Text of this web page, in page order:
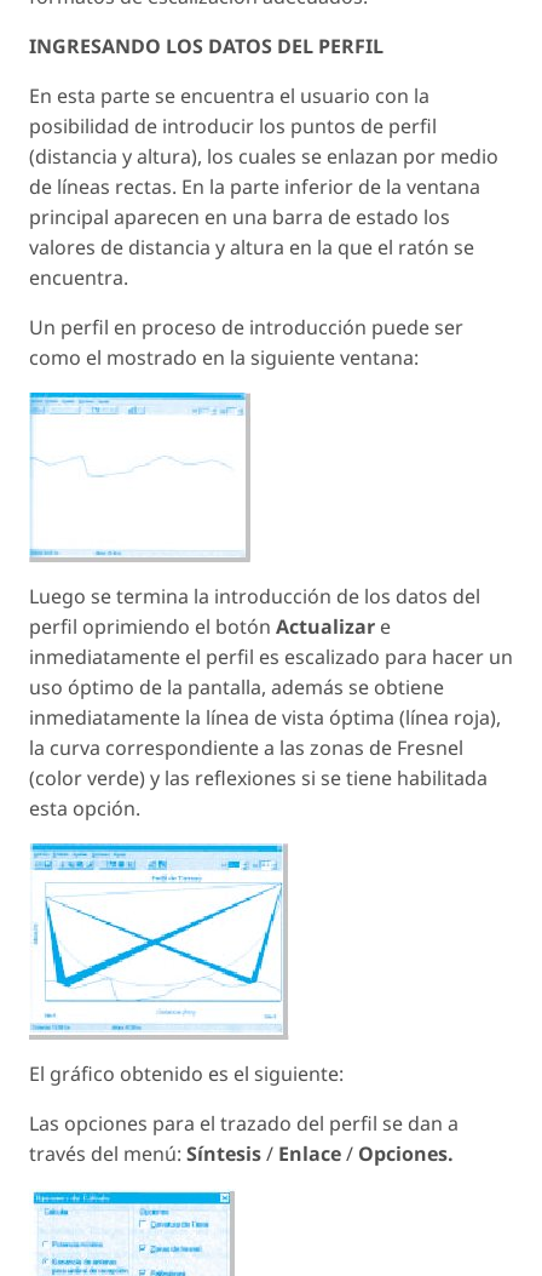
INGRESANDO LOS DATOS DEL PERFIL
En esta parte se encuentra el usuario con la
posibilidad de introducir los puntos de perfil
(distancia y altura), los cuales se enlazan por medio
de líneas rectas. En la parte inferior de la ventana
principal aparecen en una barra de estado los
valores de distancia y altura en la que el ratón se
encuentra.
Un perfil en proceso de introducción puede ser
como el mostrado en la siguiente ventana:
Luego se termina la introducción de los datos del
perfil oprimiendo el botón Actualizar e
inmediatamente el perfil es escalizado para hacer un
uso óptimo de la pantalla, además se obtiene
inmediatamente la línea de vista óptima (línea roja),
la curva correspondiente a las zonas de Fresnel
(color verde) y las reflexiones si se tiene habilitada
esta opción.
El gráfico obtenido es el siguiente:
Las opciones para el trazado del perfil se dan a
través del menú: Síntesis/ Enlace/ Opciones.